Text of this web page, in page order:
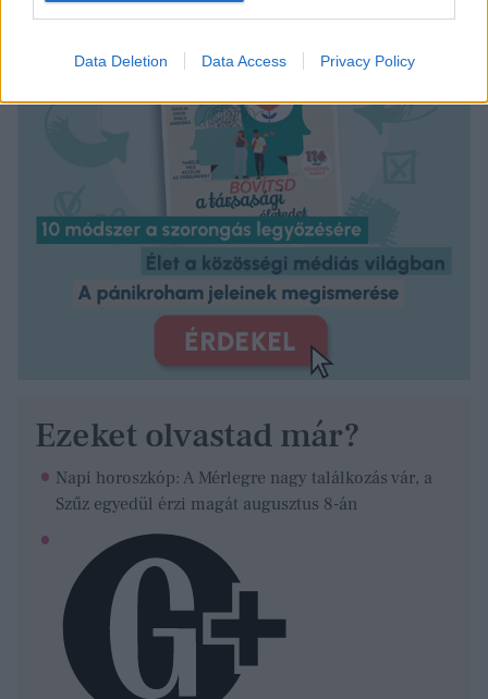
Data Deletion Data Access Privacy Policy
Ezeket olvastad már?
Napi horoszkóp: A Mérlegre nagy találkozás vár, a
Szűz egyedül érzi magát augusztus 8-án